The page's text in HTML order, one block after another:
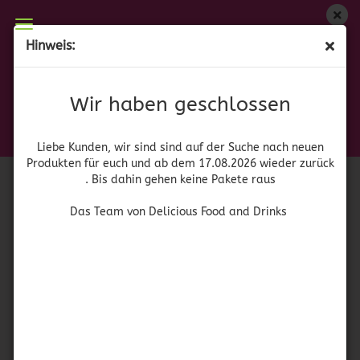
Hinweis:
Wir haben geschlossen
Liebe Kunden, wir sind sind auf der Suche nach neuen
Produkten für euch und ab dem 17.08.2026 wieder zurück
. Bis dahin gehen keine Pakete raus
Das Team von Delicious Food and Drinks
Wir haben geschlossen
zurück. Bis dahin gehen keine Pakete raus
Das Team von Delicious Food and Drinks
41065)